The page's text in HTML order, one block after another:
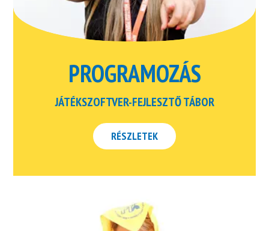
PROGRAMOZÁS
JÁTÉKSZOFTVER-FEJLESZTŐ TÁBOR
RÉSZLETEK